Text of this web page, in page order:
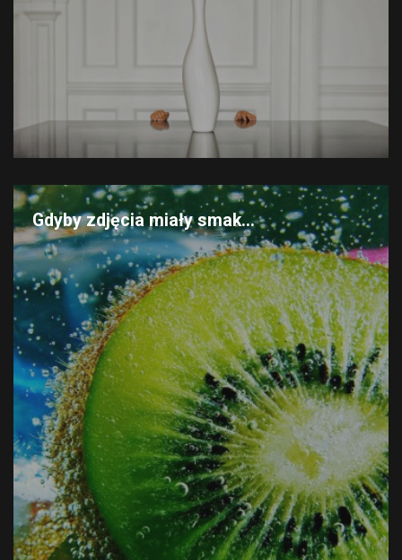
Gdyby zdjęcia miały smak...